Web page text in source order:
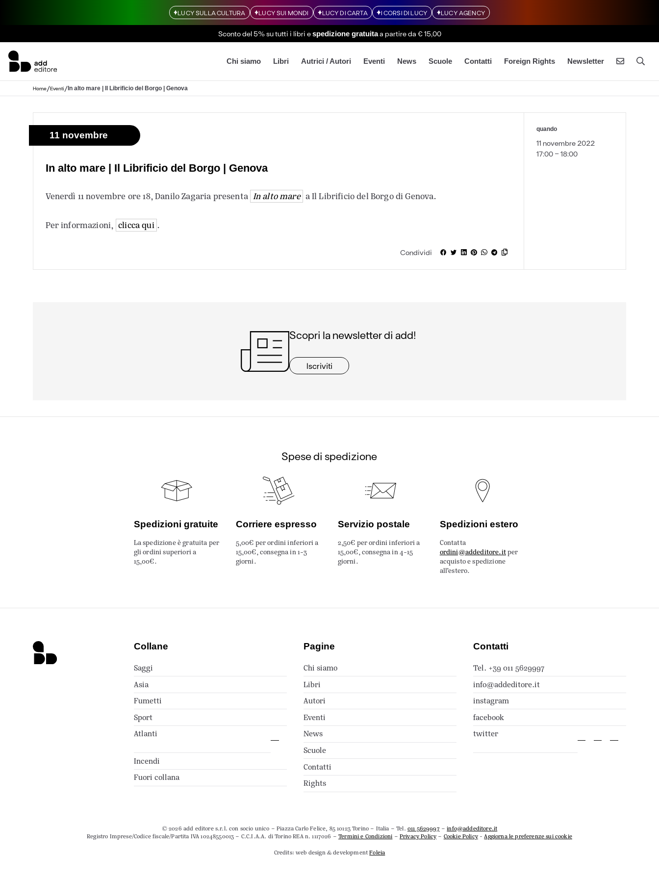
LUCY SULLA CULTURA LUCY SUI MONDI LUCY DI CARTA I CORSI DI LUCY LUCY AGENCY
Sconto del 5% su tutti i libri espedizione gratuitaa partire da € 15,00
Chi siamo Libri Autrici / Autori Eventi News Scuole Contatti Foreign Rights Newsletter
Home/Eventi/In alto mare | Il Librificio del Borgo | Genova
11 novembre
In alto mare | Il Librificio del Borgo | Genova
Venerdì 11 novembre ore 18, Danilo Zagaria presenta In alto mare a Il Librificio del Borgo di Genova.
Per informazioni, clicca qui .
Condividi
quando
11 novembre 2022
17:00 - 18:00
Scopri la newsletter di add!
Iscriviti
Spese di spedizione
Spedizioni gratuite
La spedizione è gratuita per
gli ordini superiori a
15,00€.
Corriere espresso
5,00€ per ordini inferiori a
15,00€, consegna in 1-3
giorni.
Servizio postale
2,50€ per ordini inferiori a
15,00€, consegna in 4-15
giorni.
Spedizioni estero
Contatta
ordini@addeditore.itper
acquisto e spedizione
all’estero.
Collane
Saggi
Asia
Fumetti
Sport
Atlanti
Incendi
Fuori collana
Pagine
Chi siamo
Libri
Autori
Eventi
News
Scuole
Contatti
Rights
Contatti
Tel. +39 011 5629997
info@addeditore.it
instagram
facebook
twitter
© 2026 add editore s.r.l. con socio unico – Piazza Carlo Felice, 85 10123 Torino – Italia – Tel. 011 5629997–info@addeditore.it
Registro Imprese/Codice fiscale/Partita IVA 10248550013 – C.C.I.A.A. di Torino REA n. 1117026 –Termini e Condizioni – Privacy Policy – Cookie Policy-Aggiorna le preferenze sui cookie
Credits: web design & developmentFoleia